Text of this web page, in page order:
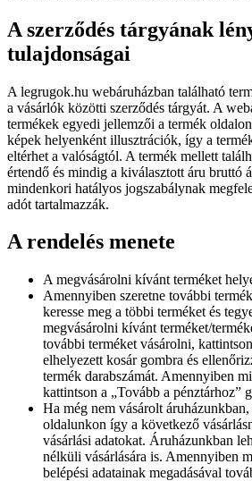
A szerződés tárgyának
tulajdonságai
A legrugok.hu webáruházban található
a vásárlók közötti szerződés tárgyát. A
termékek egyedi jellemzői a termék
képek helyenként illusztrációk, így a
eltérhet a valóságtól. A termék mellett
értendő és mindig a kiválasztott áru bruttó
mindenkori hatályos jogszabálynak
adót tartalmazzák.
A rendelés menete
A megvásárolni kívánt terméket
Amennyiben szeretne további
keresse meg a többi terméket és
megvásárolni kívánt terméket/
további terméket vásárolni,
elhelyezett kosár gombra és
termék darabszámát. Amennyiben
kattintson a „Tovább a pénztárhoz”
Ha még nem vásárolt
oldalunkon így a következő
vásárlási adatokat. Áruházunkban
nélküli vásárlására is. Amennyiben
belépési adatainak megadásával